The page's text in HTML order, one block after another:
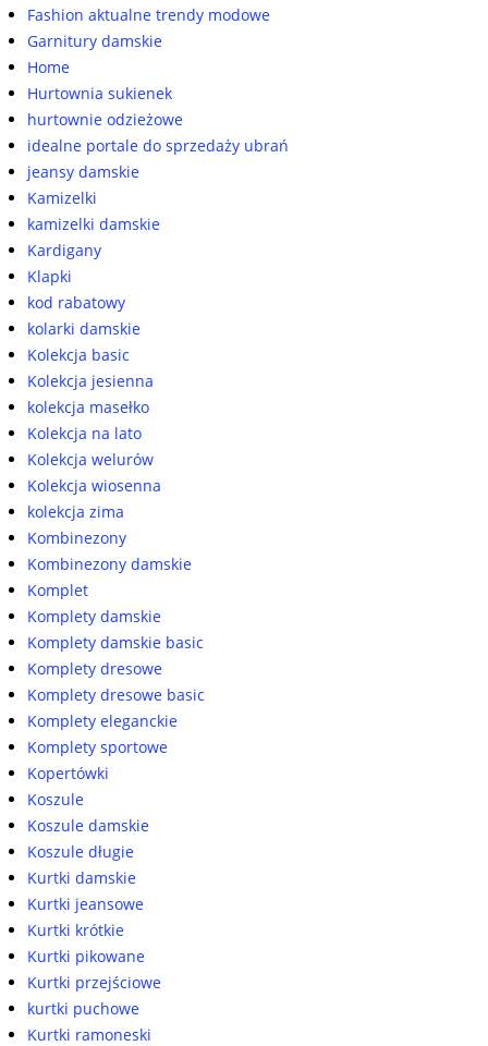
Fashion aktualne trendy modowe
Garnitury damskie
Home
Hurtownia sukienek
hurtownie odzieżowe
idealne portale do sprzedaży ubrań
jeansy damskie
Kamizelki
kamizelki damskie
Kardigany
Klapki
kod rabatowy
kolarki damskie
Kolekcja basic
Kolekcja jesienna
kolekcja masełko
Kolekcja na lato
Kolekcja welurów
Kolekcja wiosenna
kolekcja zima
Kombinezony
Kombinezony damskie
Komplet
Komplety damskie
Komplety damskie basic
Komplety dresowe
Komplety dresowe basic
Komplety eleganckie
Komplety sportowe
Kopertówki
Koszule
Koszule damskie
Koszule długie
Kurtki damskie
Kurtki jeansowe
Kurtki krótkie
Kurtki pikowane
Kurtki przejściowe
kurtki puchowe
Kurtki ramoneski